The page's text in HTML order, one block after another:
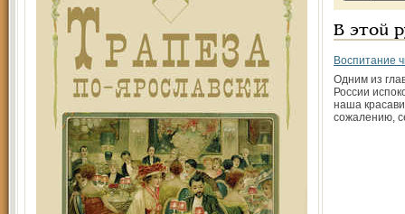
В этой
Воспитание
Одним из
России
наша
сожалению,